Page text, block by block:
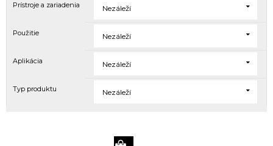
Prístroje a zariadenia Nezáleží
Použitie Nezáleží
Aplikácia Nezáleží
Typ produktu Nezáleží